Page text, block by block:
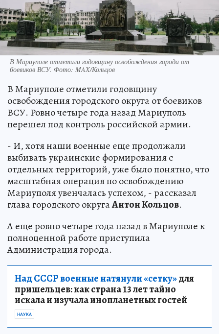
В Мариуполе отметили годовщину освобождения города от
боевиков ВСУ. Фото: MAX/Кольцов
В Мариуполе отметили годовщину
освобождения городского округа от боевиков
ВСУ. Ровно четыре года назад Мариуполь
перешел под контроль российской армии.
- И, хотя наши военные еще продолжали
выбивать украинские формирования с
отдельных территорий, уже было понятно, что
масштабная операция по освобождению
Мариуполя увенчалась успехом, - рассказал
глава городского округаАнтон Кольцов.
А еще ровно четыре года назад в Мариуполе к
полноценной работе приступила
Администрация города.
Над СССР военные натянули «сетку»для
пришельцев: как страна 13 лет тайно
искала и изучала инопланетных гостей
НАУКА